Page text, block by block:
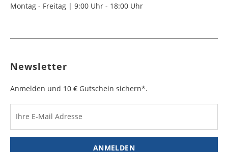
Montag - Freitag | 9:00 Uhr - 18:00 Uhr
Newsletter
Anmelden und 10 € Gutschein sichern*.
Ihre E-Mail Adresse
ANMELDEN